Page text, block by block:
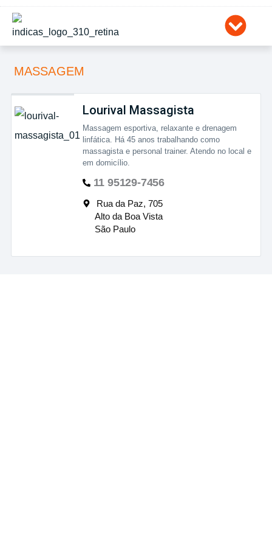
Ir
para
o
conteúdo
MASSAGEM
Lourival Massagista
Massagem esportiva, relaxante e drenagem
linfática. Há 45 anos trabalhando como
massagista e personal trainer. Atendo no local e
em domicílio.
11 95129-7456
Rua da Paz, 705
Alto da Boa Vista
São Paulo